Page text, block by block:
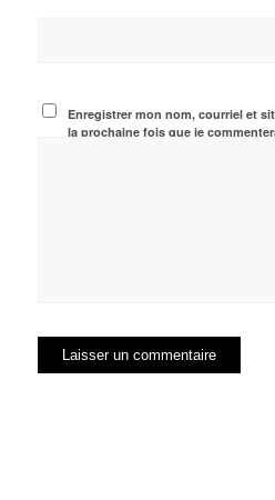
Enregistrer mon nom, courriel et
la prochaine fois que je